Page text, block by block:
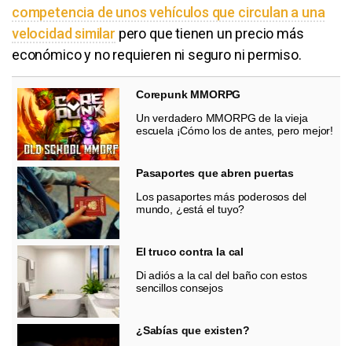
competencia de unos vehículos que circulan a una
velocidad similar pero que tienen un precio más
económico y no requieren ni seguro ni permiso.
Corepunk MMORPG
Un verdadero MMORPG de la vieja
escuela ¡Cómo los de antes, pero mejor!
Pasaportes que abren puertas
Los pasaportes más poderosos del
mundo, ¿está el tuyo?
El truco contra la cal
Di adiós a la cal del baño con estos
sencillos consejos
¿Sabías que existen?